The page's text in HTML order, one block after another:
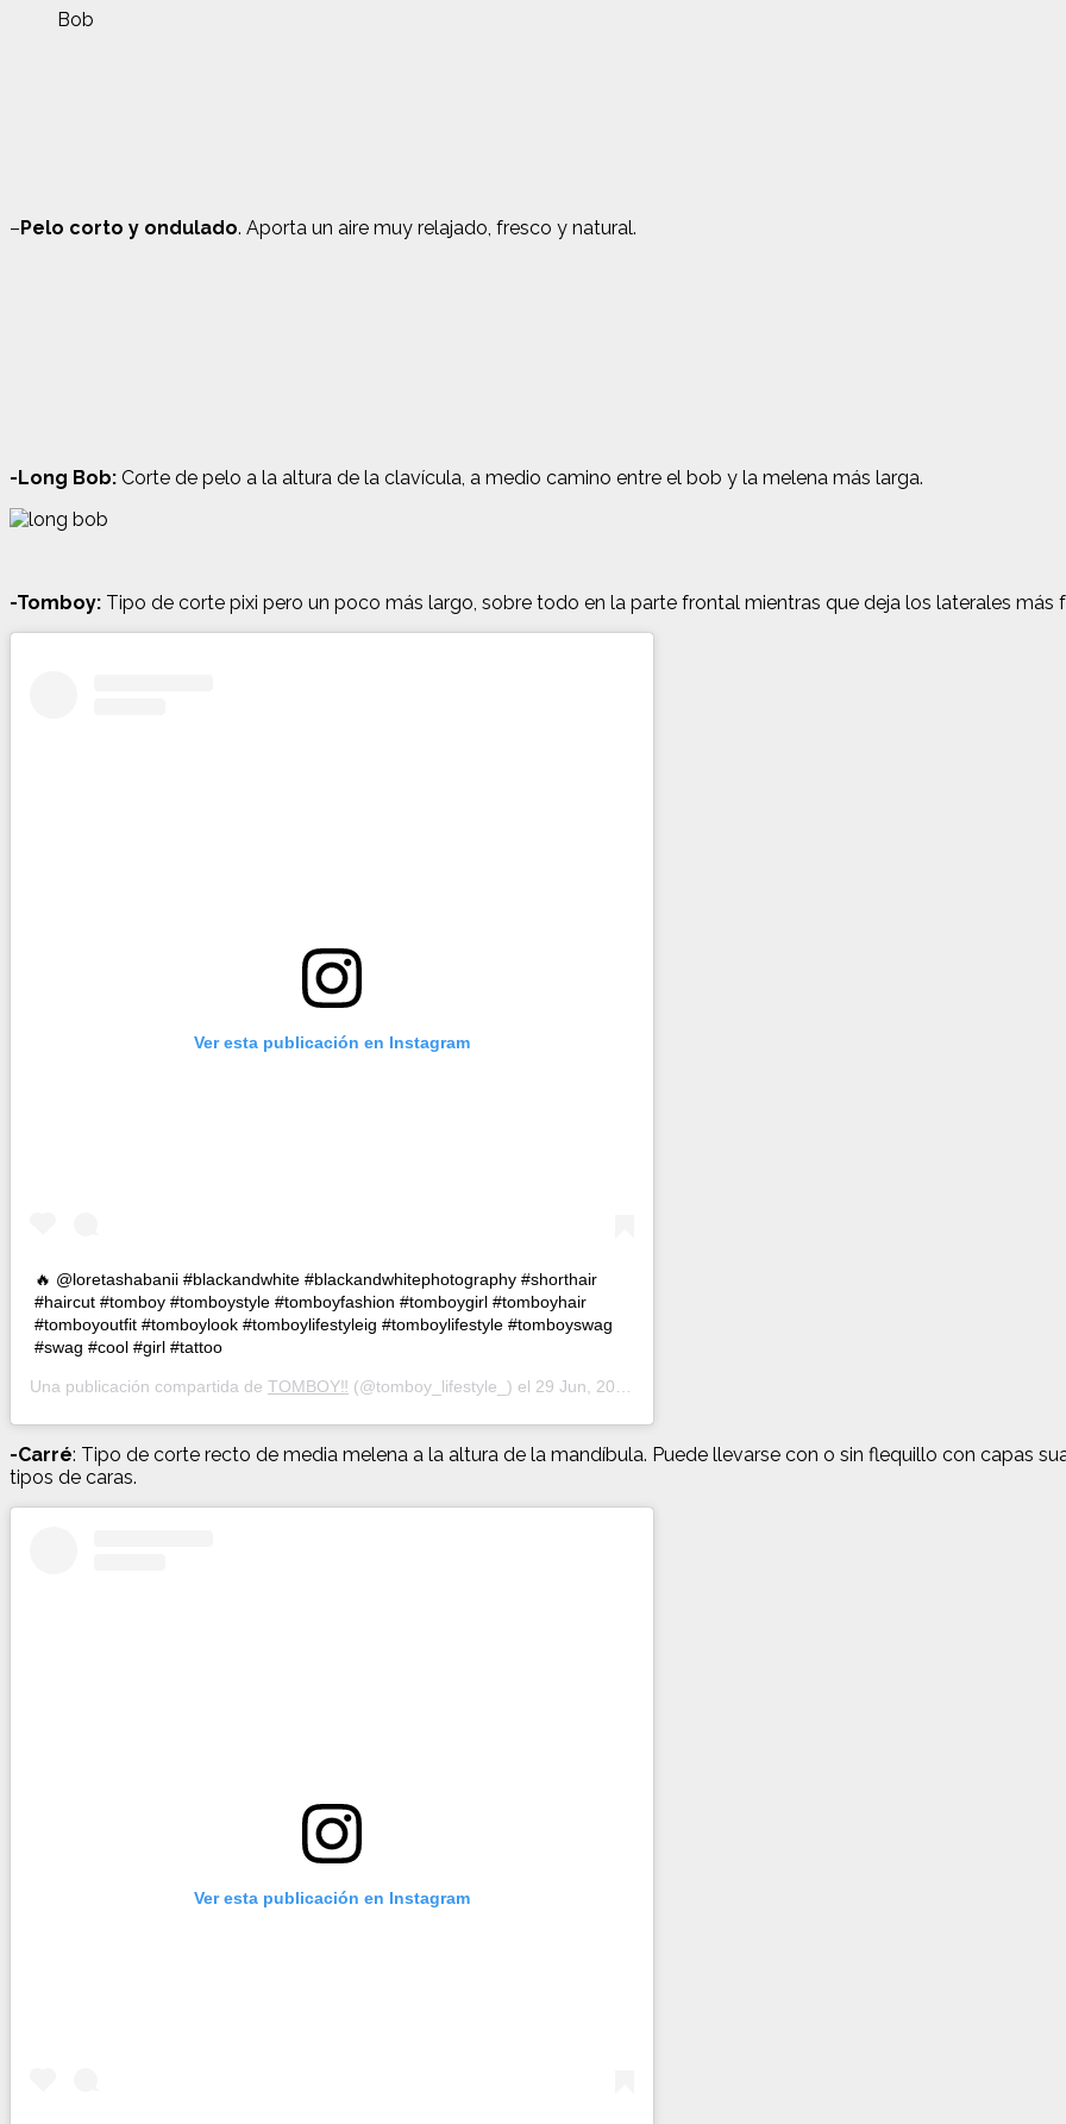
Bob
–Pelo corto y ondulado. Aporta un aire muy relajado, fresco y natural.
-Long Bob: Corte de pelo a la altura de la clavícula, a medio camino entre el bob y la melena más larga.
-Tomboy: Tipo de corte pixi pero un poco más largo, sobre todo en la parte frontal mientras que deja los laterales más
Ver esta publicación en Instagram
🔥 @loretashabanii #blackandwhite #blackandwhitephotography #shorthair
#haircut #tomboy #tomboystyle #tomboyfashion #tomboygirl #tomboyhair
#tomboyoutfit #tomboylook #tomboylifestyleig #tomboylifestyle #tomboyswag
#swag #cool #girl #tattoo
Una publicación compartida de TOMBOY‼️ (@tomboy_lifestyle_) el 29 Jun, 2020 a las 9:01 PDT
-Carré: Tipo de corte recto de media melena a la altura de la mandíbula. Puede llevarse con o sin flequillo con capas
tipos de caras.
Ver esta publicación en Instagram